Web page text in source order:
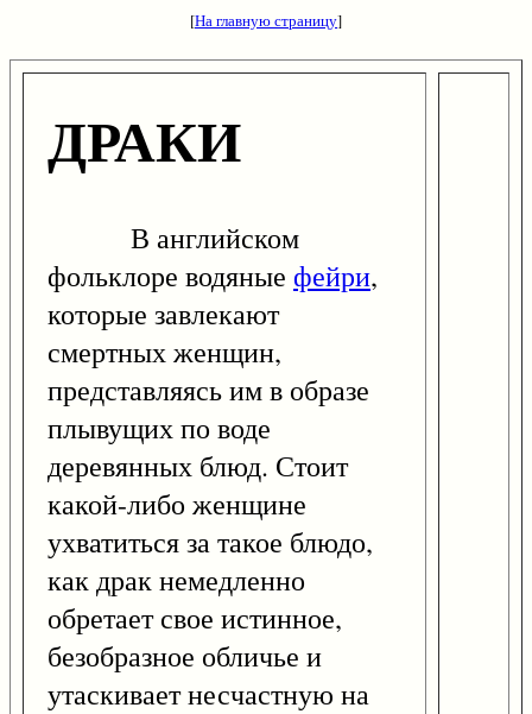
[На главную страницу]
ДРАКИ
В английском
фольклоре водяные фейри,
которые завлекают
смертных женщин,
представляясь им в образе
плывущих по воде
деревянных блюд. Стоит
какой-либо женщине
ухватиться за такое блюдо,
как драк немедленно
обретает свое истинное,
безобразное обличье и
утаскивает несчастную на